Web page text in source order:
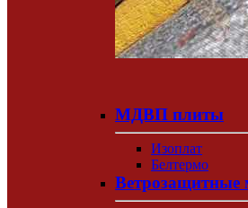
МДВП плиты
Изоплат
Белтермо
Ветрозащитные